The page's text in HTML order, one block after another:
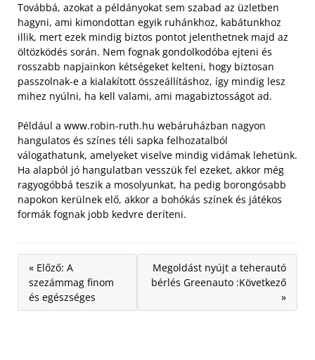
Továbbá, azokat a példányokat sem szabad az üzletben
hagyni, ami kimondottan egyik ruhánkhoz, kabátunkhoz
illik, mert ezek mindig biztos pontot jelenthetnek majd az
öltözködés során. Nem fognak gondolkodóba ejteni és
rosszabb napjainkon kétségeket kelteni, hogy biztosan
passzolnak-e a kialakított összeállításhoz, így mindig lesz
mihez nyúlni, ha kell valami, ami magabiztosságot ad.
Például a www.robin-ruth.hu webáruházban nagyon
hangulatos és színes téli sapka felhozatalból
válogathatunk, amelyeket viselve mindig vidámak lehetünk.
Ha alapból jó hangulatban vesszük fel ezeket, akkor még
ragyogóbbá teszik a mosolyunkat, ha pedig borongósabb
napokon kerülnek elő, akkor a bohókás színek és játékos
formák fognak jobb kedvre deríteni.
« Előző: A
szezámmag finom
és egészséges
Megoldást nyújt a teherautó
bérlés Greenauto :Következő
»